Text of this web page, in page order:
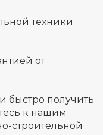
техники
от
быстро получить
к нашим
строительной